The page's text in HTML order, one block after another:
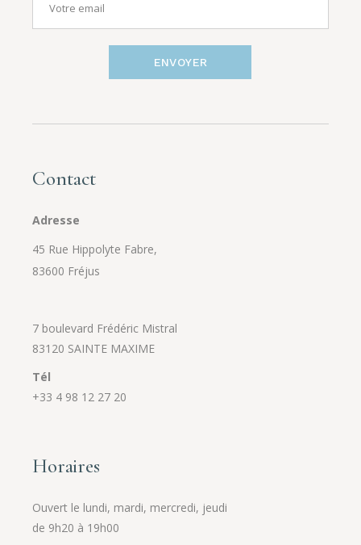
ENVOYER
Contact
Adresse
45 Rue Hippolyte Fabre,
83600 Fréjus
7 boulevard Frédéric Mistral
83120 SAINTE MAXIME
Tél
+33 4 98 12 27 20
Horaires
Ouvert le lundi, mardi, mercredi, jeudi
de 9h20 à 19h00